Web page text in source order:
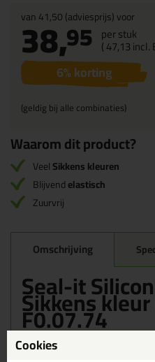
van41,50(adviesprijs) voor
38,95 per stuk
(47,13incl.
6% korting
(geldig bij alle combinaties)
Waarom dit product?
VeelSikkens kleuren
Blijvendelastisch
Zuurvrij
Omschrijving
Seal-it
Sikkens
F0.07.74
Bestel de Seal-it Silicon 218 in
vandaag nog! Vandaag besteld =
Cookies